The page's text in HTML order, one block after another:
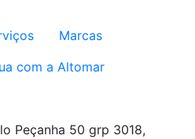
Marcas
com a Altomar
Peçanha 50 grp 3018,